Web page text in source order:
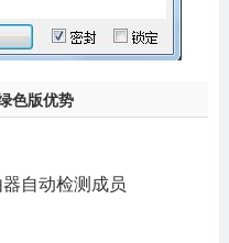
色版优势
自动检测成员